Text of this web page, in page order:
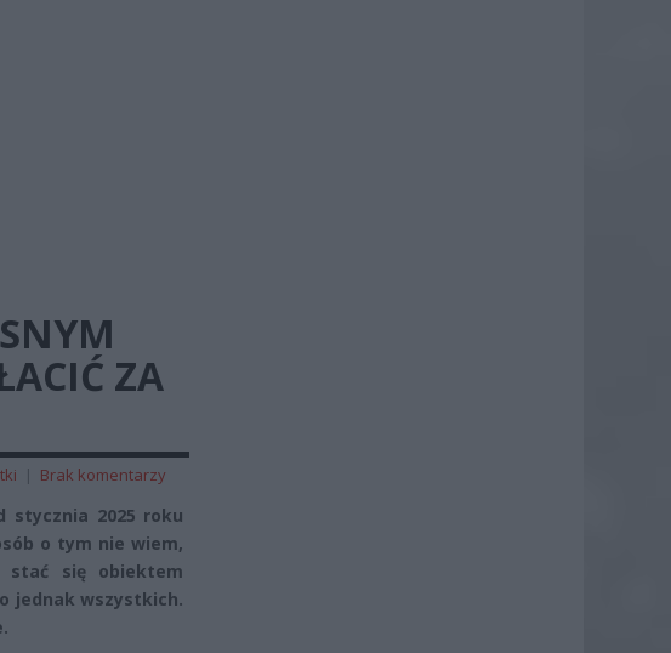
ZA
| Brak komentarzy
stycznia 2025 roku
o tym nie wiem,
się obiektem
jednak wszystkich.